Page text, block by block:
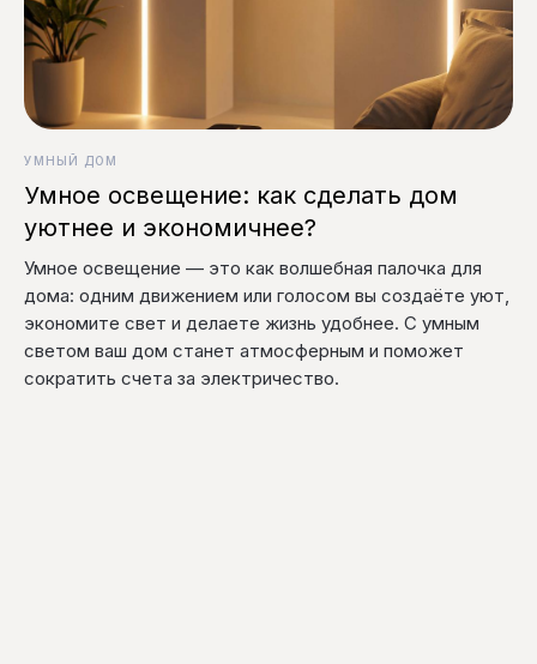
УМНЫЙ ДОМ
Умное освещение: как сделать дом
уютнее и экономичнее?
Умное освещение — это как волшебная палочка для
дома: одним движением или голосом вы создаёте уют,
экономите свет и делаете жизнь удобнее. С умным
светом ваш дом станет атмосферным и поможет
сократить счета за электричество.